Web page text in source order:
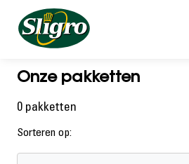
Onze pakketten
0 pakketten
Sorteren op: